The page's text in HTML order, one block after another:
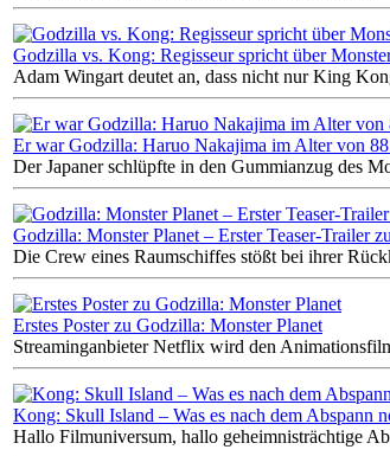
Godzilla vs. Kong: Regisseur spricht über
Adam Wingart deutet an, dass nicht nur King
Er war Godzilla: Haruo Nakajima im Alter von 88
Der Japaner schlüpfte in den Gummianzug des
Godzilla: Monster Planet – Erster Teaser-Trailer
Die Crew eines Raumschiffes stößt bei ihrer
Erstes Poster zu Godzilla: Monster Planet
Streaminganbieter Netflix wird den
Kong: Skull Island – Was es nach dem Abspann
Hallo Filmuniversum, hallo geheimnisträchtige